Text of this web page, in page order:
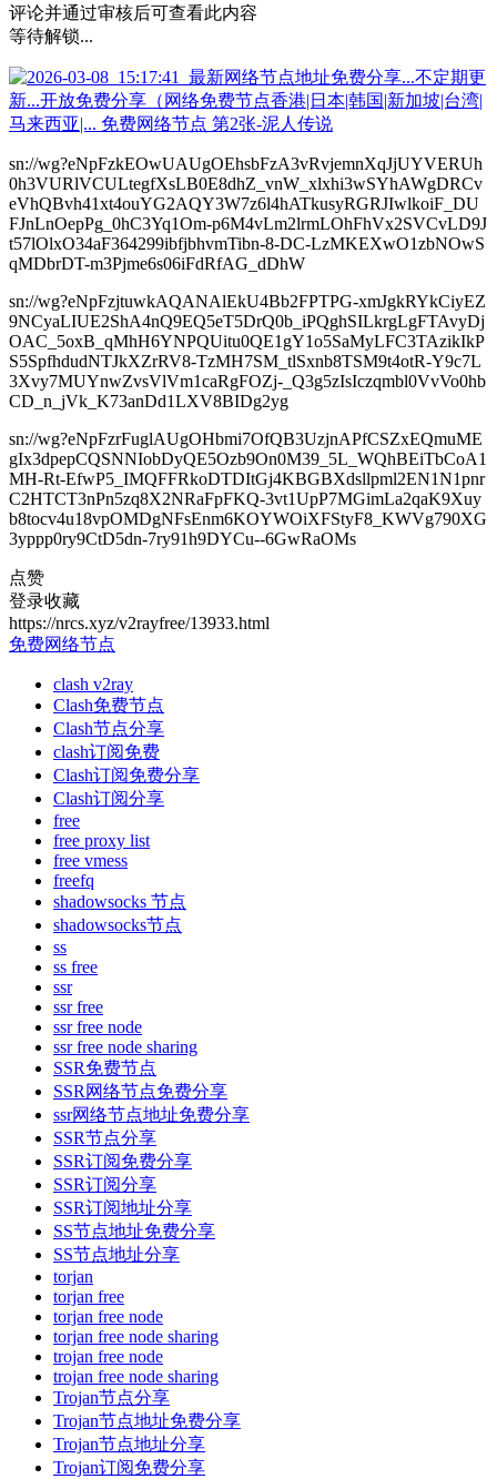
评论并通过审核后可查看此内容
等待解锁...
sn://wg?eNpFzkEOwUAUgOEhsbFzA3vRvjemnXqJjUYVERUh
0h3VURlVCULtegfXsLB0E8dhZ_vnW_xlxhi3wSYhAWgDRCv
eVhQBvh41xt4ouYG2AQY3W7z6l4hATkusyRGRJIwlkoiF_DU
FJnLnOepPg_0hC3Yq1Om-p6M4vLm2lrmLOhFhVx2SVCvLD9J
t57lOlxO34aF364299ibfjbhvmTibn-8-DC-LzMKEXwO1zbNOwS
qMDbrDT-m3Pjme6s06iFdRfAG_dDhW
sn://wg?eNpFzjtuwkAQANAlEkU4Bb2FPTPG-xmJgkRYkCiyEZ
9NCyaLIUE2ShA4nQ9EQ5eT5DrQ0b_iPQghSILkrgLgFTAvyDj
OAC_5oxB_qMhH6YNPQUitu0QE1gY1o5SaMyLFC3TAzikIkP
S5SpfhdudNTJkXZrRV8-TzMH7SM_tlSxnb8TSM9t4otR-Y9c7L
3Xvy7MUYnwZvsVlVm1caRgFOZj-_Q3g5zIsIczqmbl0VvVo0hb
CD_n_jVk_K73anDd1LXV8BIDg2yg
sn://wg?eNpFzrFuglAUgOHbmi7OfQB3UzjnAPfCSZxEQmuME
gIx3dpepCQSNNIobDyQE5Ozb9On0M39_5L_WQhBEiTbCoA1
MH-Rt-EfwP5_IMQFFRkoDTDItGj4KBGBXdsllpml2EN1N1pnr
C2HTCT3nPn5zq8X2NRaFpFKQ-3vt1UpP7MGimLa2qaK9Xuy
b8tocv4u18vpOMDgNFsEnm6KOYWOiXFStyF8_KWVg790XG
3yppp0ry9CtD5dn-7ry91h9DYCu--6GwRaOMs
点赞
登录收藏
https://nrcs.xyz/v2rayfree/13933.html
免费网络节点
clash v2ray
Clash免费节点
Clash节点分享
clash订阅免费
Clash订阅免费分享
Clash订阅分享
free
free proxy list
free vmess
freefq
shadowsocks 节点
shadowsocks节点
ss
ss free
ssr
ssr free
ssr free node
ssr free node sharing
SSR免费节点
SSR网络节点免费分享
ssr网络节点地址免费分享
SSR节点分享
SSR订阅免费分享
SSR订阅分享
SSR订阅地址分享
SS节点地址免费分享
SS节点地址分享
torjan
torjan free
torjan free node
torjan free node sharing
trojan free node
trojan free node sharing
Trojan节点分享
Trojan节点地址免费分享
Trojan节点地址分享
Trojan订阅免费分享